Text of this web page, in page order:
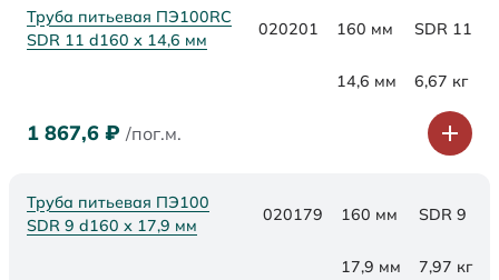
Труба питьевая ПЭ100RC
SDR 11 d160 х 14,6 мм
020201 160 мм SDR 11
14,6 мм 6,67 кг
1 867,6 ₽ /пог.м.
Труба питьевая ПЭ100
SDR 9 d160 х 17,9 мм
020179 160 мм SDR 9
17,9 мм 7,97 кг